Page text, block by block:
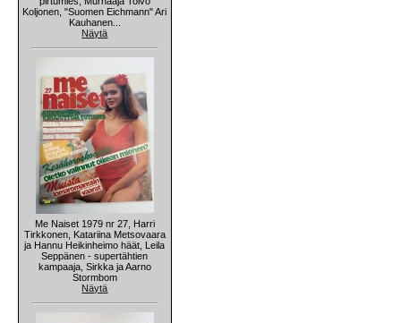
Koljonen, "Suomen Eichmann" Ari
Kauhanen...
Näytä
Me Naiset 1979 nr 27, Harri
Tirkkonen, Katariina Metsovaara
ja Hannu Heikinheimo häät, Leila
Seppänen - supertähtien
kampaaja, Sirkka ja Aarno
Stormbom
Näytä